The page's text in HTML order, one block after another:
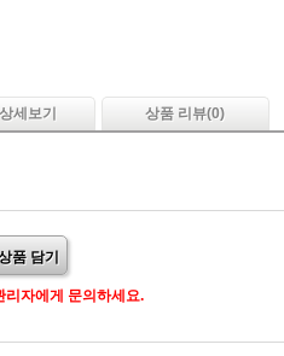
세보기 상품 리뷰(0)
품 담기
리자에게 문의하세요.